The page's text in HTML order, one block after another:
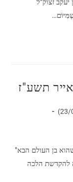
תשע"ז
בן העולם הבא"
להקדשת הלכה